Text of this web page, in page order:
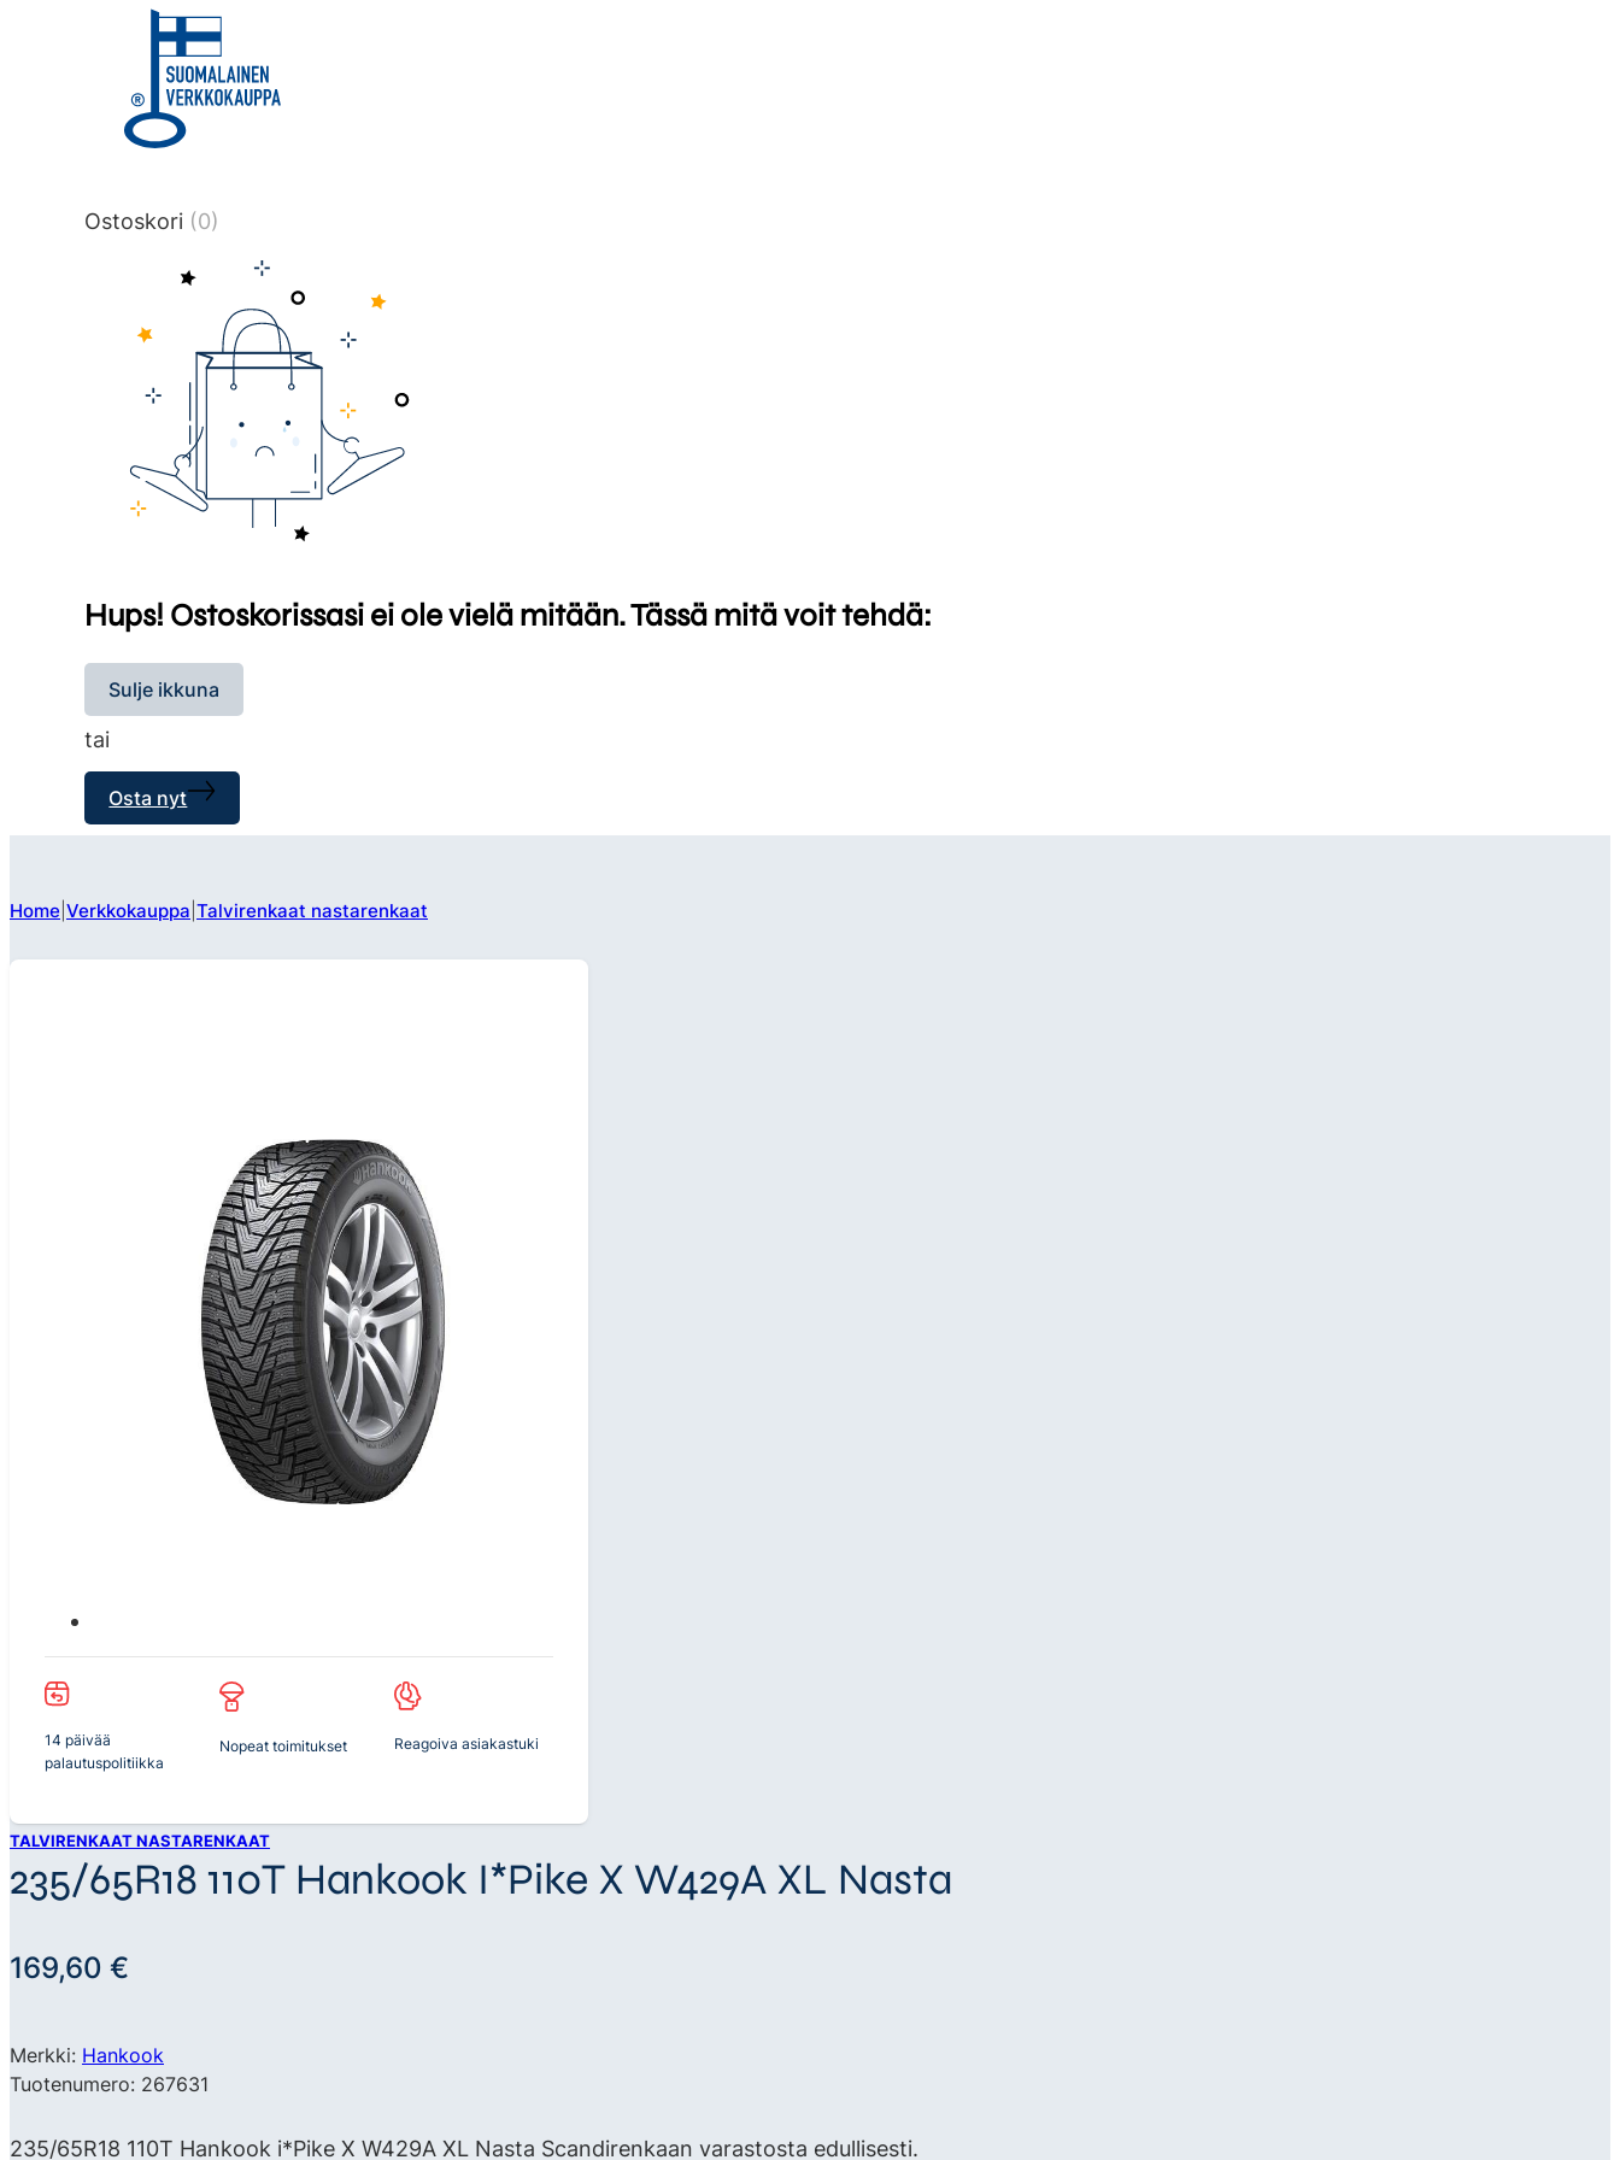
title or content.","post_type":
["product"],"ajax_loader_animation":"ripple","ajax_loader_selector":"#brxe-
tmlmvi","meta_query":
data-original-query-vars="[]" data-page="1" data-max-
Ostoskori (0)
Hups! Ostoskorissasi ei ole vielä mitään. Tässä mitä voit tehdä:
Sulje ikkuna
tai
Osta nyt
Home Verkkokauppa Talvirenkaat nastarenkaat
14 päivää
palautuspolitiikka
Nopeat toimitukset Reagoiva asiakastuki
TALVIRENKAAT NASTARENKAAT
235/65R18 110T Hankook I*Pike X W429A XL Nasta
169,60 €
Merkki: Hankook
Tuotenumero: 267631
235/65R18 110T Hankook i*Pike X W429A XL Nasta Scandirenkaan varastosta edullisesti.